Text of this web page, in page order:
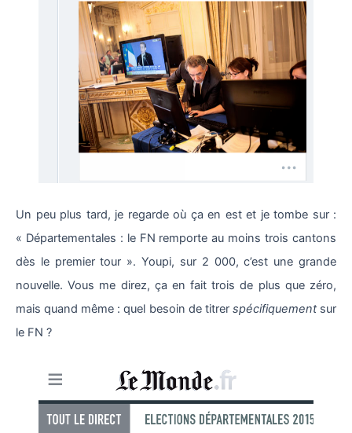
Un peu plus tard, je regarde où ça en est et je tombe sur :
« Départementales : le FN remporte au moins trois cantons
dès le premier tour ». Youpi, sur 2 000, c’est une grande
nouvelle. Vous me direz, ça en fait trois de plus que zéro,
mais quand même : quel besoin de titrer spécifiquementsur
le FN ?